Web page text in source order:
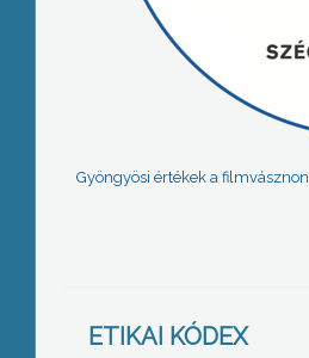
Gyöngyösi értékek a filmvásznon
ETIKAI KÓDEX